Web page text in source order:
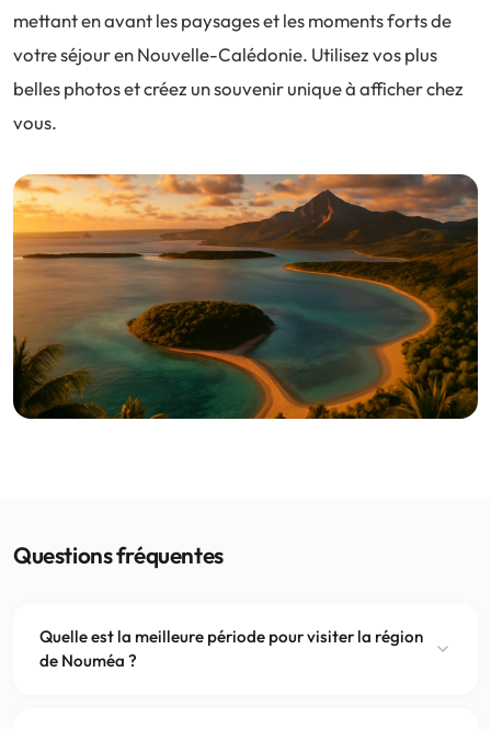
mettant en avant les paysages et les moments forts de
votre séjour en Nouvelle-Calédonie. Utilisez vos plus
belles photos et créez un souvenir unique à afficher chez
vous.
Questions fréquentes
Quelle est la meilleure période pour visiter la région
de Nouméa ?